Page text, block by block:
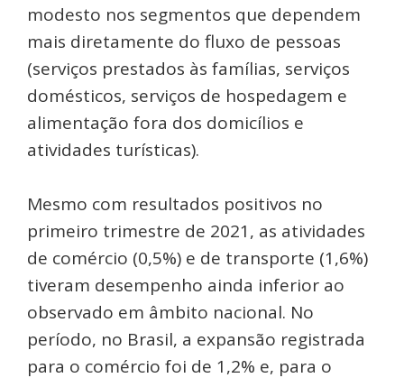
modesto nos segmentos que dependem
mais diretamente do fluxo de pessoas
(serviços prestados às famílias, serviços
domésticos, serviços de hospedagem e
alimentação fora dos domicílios e
atividades turísticas).
Mesmo com resultados positivos no
primeiro trimestre de 2021, as atividades
de comércio (0,5%) e de transporte (1,6%)
tiveram desempenho ainda inferior ao
observado em âmbito nacional. No
período, no Brasil, a expansão registrada
para o comércio foi de 1,2% e, para o